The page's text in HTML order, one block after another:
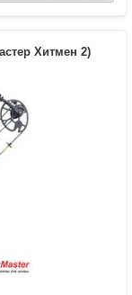
6061-Т6, блоки -
- нить BCY-X
Хитмен 2)